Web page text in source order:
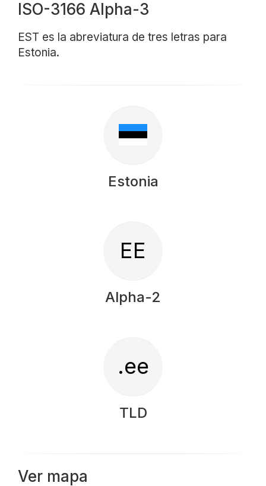
ISO-3166 Alpha-3
EST es la abreviatura de tres letras para
Estonia.
Estonia
EE
Alpha-2
.ee
TLD
Ver mapa